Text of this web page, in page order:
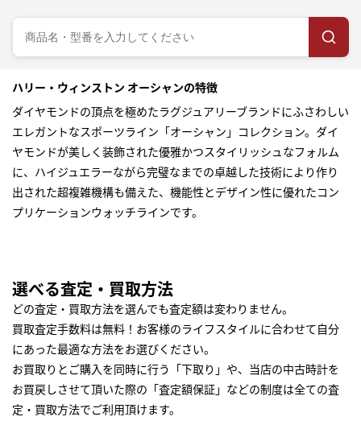
ハリー・ウィンストン オーシャンの特徴
ダイヤモンドの頂点を極めたラグジュアリーブランドにふさわしい
エレガントなスポーツライン「オーシャン」コレクション。ダイ
ヤモンドが美しく装飾された優雅かつスタイリッシュなフォルム
に、ハイジュエラーながら完璧なまでの卓越した技術により作り
出された超複雑機構も備えた、機能性とデザイン性に優れたコン
プリケーションウォッチラインです。
選べる査定・買取方法
どの査定・買取方法を選んでも査定額は変わりません。
買取査定手数料は無料！お客様のライフスタイルに合わせて自分
にあった最適な方法をお選びください。
お買取りとご購入を同時に行う「下取り」や、当店の中古時計を
お買戻しさせて頂いた際の「査定額保証」などの制度は全ての査
定・買取方法でご利用頂けます。